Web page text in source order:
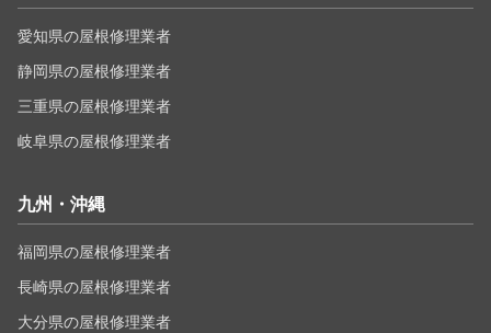
愛知県の屋根修理業者
静岡県の屋根修理業者
三重県の屋根修理業者
岐阜県の屋根修理業者
九州・沖縄
福岡県の屋根修理業者
長崎県の屋根修理業者
大分県の屋根修理業者